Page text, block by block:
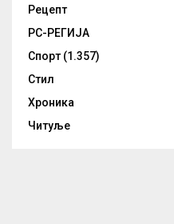
Рецепт
РС-РЕГИЈА
Спорт (1.357)
Стил
Хроника
Читуље